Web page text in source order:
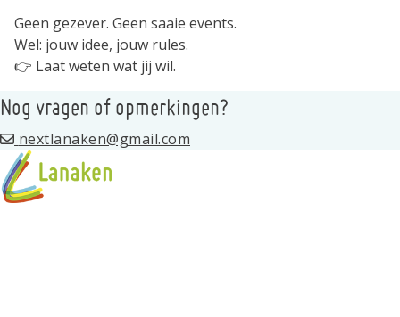
Geen gezever. Geen saaie events.
Wel: jouw idee, jouw rules.
👉 Laat weten wat jij wil.
Nog vragen of opmerkingen?
nextlanaken@gmail.com